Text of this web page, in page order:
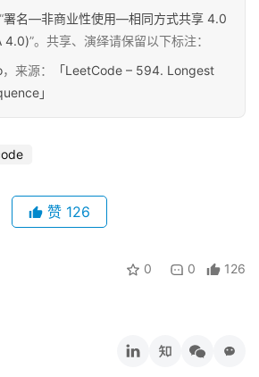
署名—非商业性使用—相同方式共享 4.0
4.0)”。共享、演绎请保留以下标注：
，来源：
「LeetCode – 594. Longest
」
赞 126
0 0 126